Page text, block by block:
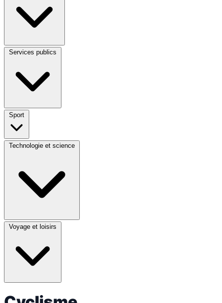
Services publics
Sport
Technologie et science
Voyage et loisirs